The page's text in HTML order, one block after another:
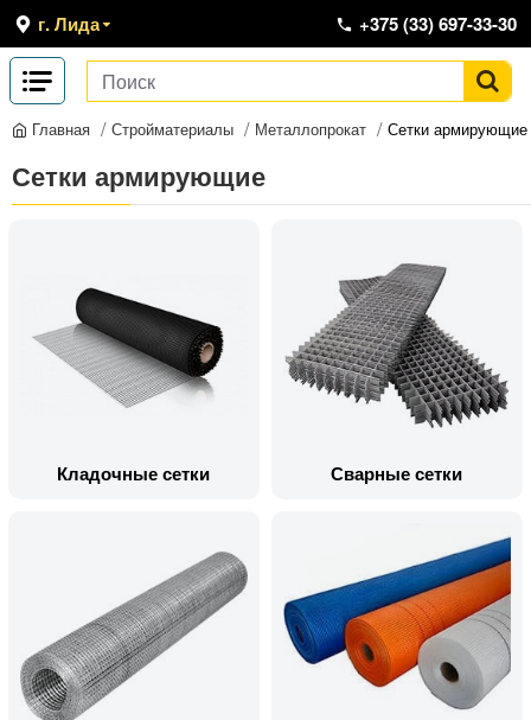
г. Лида +375 (33) 697-33-30
Главная Стройматериалы Металлопрокат Сетки армирующие
Сетки армирующие
Кладочные сетки Сварные сетки